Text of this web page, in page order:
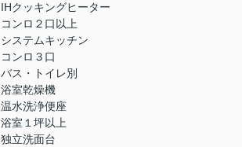
IHクッキングヒーター
コンロ２口以上
システムキッチン
コンロ３口
バス・トイレ別
浴室乾燥機
温水洗浄便座
浴室１坪以上
独立洗面台